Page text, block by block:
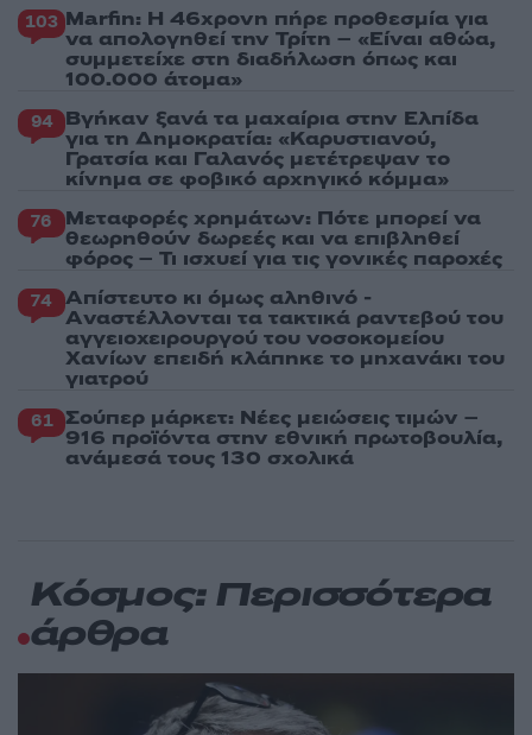
103 Marfin: Η 46χρονη πήρε προθεσμία για
να απολογηθεί την Τρίτη – «Είναι αθώα,
συμμετείχε στη διαδήλωση όπως και
100.000 άτομα»
94 Βγήκαν ξανά τα μαχαίρια στην Ελπίδα
για τη Δημοκρατία: «Καρυστιανού,
Γρατσία και Γαλανός μετέτρεψαν το
κίνημα σε φοβικό αρχηγικό κόμμα»
76 Μεταφορές χρημάτων: Πότε μπορεί να
θεωρηθούν δωρεές και να επιβληθεί
φόρος – Τι ισχυεί για τις γονικές παροχές
74 Απίστευτο κι όμως αληθινό -
Aναστέλλονται τα τακτικά ραντεβού του
αγγειοχειρουργού του νοσοκομείου
Χανίων επειδή κλάπηκε το μηχανάκι του
γιατρού
61 Σούπερ μάρκετ: Νέες μειώσεις τιμών –
916 προϊόντα στην εθνική πρωτοβουλία,
ανάμεσά τους 130 σχολικά
Κόσμος: Περισσότερα
άρθρα